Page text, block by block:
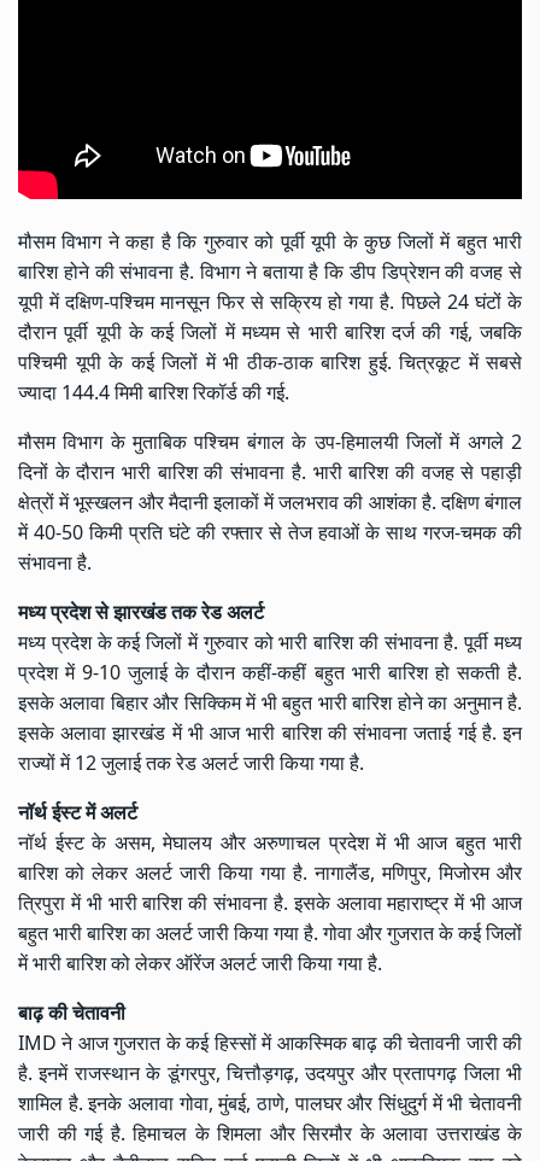
मौसम विभाग ने कहा है कि गुरुवार को पूर्वी यूपी के कुछ जिलों में बहुत भारी
बारिश होने की संभावना है. विभाग ने बताया है कि डीप डिप्रेशन की वजह से
यूपी में दक्षिण-पश्चिम मानसून फिर से सक्रिय हो गया है. पिछले 24 घंटों के
दौरान पूर्वी यूपी के कई जिलों में मध्यम से भारी बारिश दर्ज की गई, जबकि
पश्चिमी यूपी के कई जिलों में भी ठीक-ठाक बारिश हुई. चित्रकूट में सबसे
ज्यादा 144.4 मिमी बारिश रिकॉर्ड की गई.
मौसमविभाग के मुताबिक पश्चिम बंगाल के उप-हिमालयी जिलों में अगले 2
दिनों के दौरान भारी बारिश की संभावना है. भारी बारिश की वजह से पहाड़ी
क्षेत्रों में भूस्खलन और मैदानी इलाकों में जलभराव की आशंका है. दक्षिण बंगाल
में 40-50 किमी प्रति घंटे की रफ्तार से तेज हवाओं के साथ गरज-चमक की
संभावना है.
मध्य प्रदेश से झारखंड तक रेड अलर्ट
मध्य प्रदेश के कई जिलों में गुरुवार को भारी बारिश की संभावना है. पूर्वी मध्य
प्रदेश में 9-10 जुलाई के दौरान कहीं-कहीं बहुत भारी बारिश हो सकती है.
इसके अलावा बिहार और सिक्किम में भी बहुत भारी बारिश होने का अनुमान है.
इसके अलावा झारखंड में भी आज भारी बारिश की संभावना जताई गई है. इन
राज्यों में 12 जुलाई तक रेड अलर्ट जारी किया गया है.
नॉर्थ ईस्ट में अलर्ट
नॉर्थ ईस्ट के असम, मेघालय और अरुणाचल प्रदेश में भी आज बहुत भारी
बारिश को लेकर अलर्ट जारी किया गया है. नागालैंड, मणिपुर, मिजोरम और
त्रिपुरा में भी भारी बारिश की संभावना है. इसके अलावा महाराष्ट्र में भी आज
बहुत भारी बारिश का अलर्ट जारी किया गया है. गोवा और गुजरात के कई जिलों
में भारी बारिश को लेकर ऑरेंज अलर्ट जारी किया गया है.
बाढ़ की चेतावनी
IMD ने आज गुजरात के कई हिस्सों में आकस्मिक बाढ़ की चेतावनी जारी की
है. इनमें राजस्थान के डूंगरपुर, चित्तौड़गढ़, उदयपुर और प्रतापगढ़ जिला भी
शामिल है. इनके अलावा गोवा, मुंबई, ठाणे, पालघर और सिंधुदुर्ग में भी चेतावनी
जारी की गई है. हिमाचल के शिमला और सिरमौर के अलावा उत्तराखंड के